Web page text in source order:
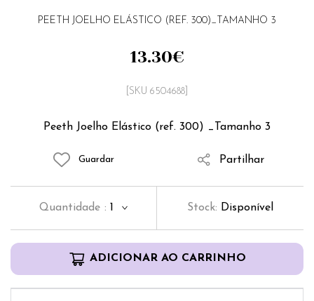
PEETH JOELHO ELÁSTICO (REF. 300)_TAMANHO 3
Peeth Joelho Elástico (ref. 300) _Tamanho 3
[SKU 6504688]
13.30€
Guardar Partilhar
Quantidade : 1 Stock: Disponível
ADICIONAR AO CARRINHO